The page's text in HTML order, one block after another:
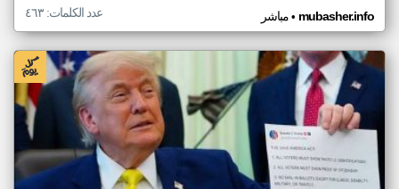
مباشر• mubasher.info عدد الكلمات: ٤٦٣